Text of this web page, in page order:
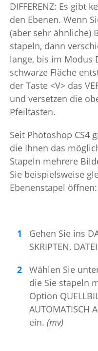
DIFFERENZ: Es gibt
den Ebenen. Wenn
(aber sehr ähnliche)
stapeln, dann
lange, bis im Modus
schwarze Fläche
der Taste <V> das
und versetzen die
Pfeiltasten.
Seit Photoshop CS4
die Ihnen das
Stapeln mehrere
Sie beispielsweise
Ebenenstapel öffnen:
Gehen Sie ins
SKRIPTEN,
Wählen Sie
die Sie stapeln
Option
AUTOMATISCH
ein. (mv)